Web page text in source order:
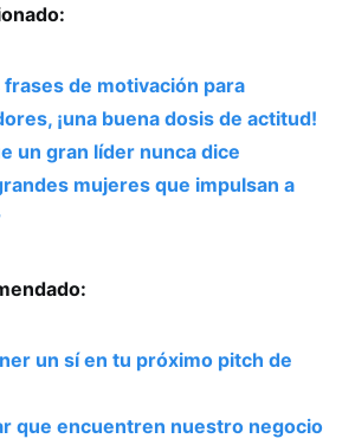
de motivación para
¡una buena dosis de actitud!
un gran líder nunca dice
mujeres que impulsan a
un sí en tu próximo pitch de
que encuentren nuestro negocio